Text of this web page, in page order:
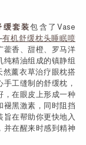
缓套装包含了Vase
有机舒缓枕头睡眠喷
藿香、甜橙、罗马洋
纯精油组成的镇静组
然薰衣草治疗眼枕搭
工缝制的舒缓枕，
，在眼皮上形成一种
褪黑激素，同时阻挡
旨在帮助你更快地入
并在醒来时感到精神